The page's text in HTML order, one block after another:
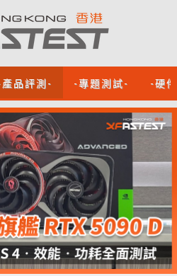
品評測- -專題測試- -硬